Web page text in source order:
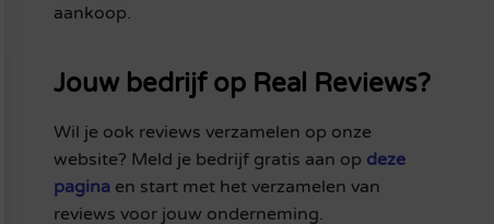
aankoop.
Jouw bedrijf op Real Reviews?
Wil je ook reviews verzamelen op onze
website? Meld je bedrijf gratis aan op deze
paginaen start met het verzamelen van
reviews voor jouw onderneming.